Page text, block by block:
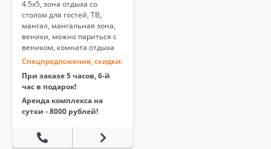
4.5х5, зона отдыха со
столом для гостей, ТВ,
мангал, мангальная зона,
веники, можно париться с
веником, комната отдыха
Спецпредложения, скидки:
При заказе 5 часов, 6-й
час в подарок!
Аренда комплекса на
сутки - 8000 рублей!